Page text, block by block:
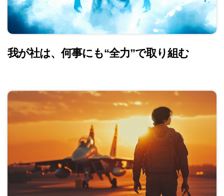
我が社は、何事にも“全力”で取り組む